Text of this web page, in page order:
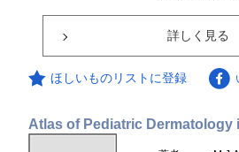
詳しく見る
ほしいものリストに登録
Atlas of Pediatric Dermatology